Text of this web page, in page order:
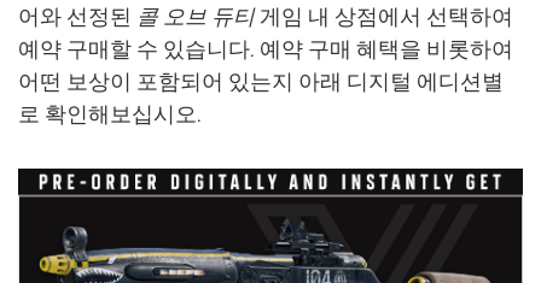
어와 선정된 콜 오브 듀티 게임 내 상점에서 선택하여
예약 구매할 수 있습니다. 예약 구매 혜택을 비롯하여
어떤 보상이 포함되어 있는지 아래 디지털 에디션별
로 확인해보십시오.